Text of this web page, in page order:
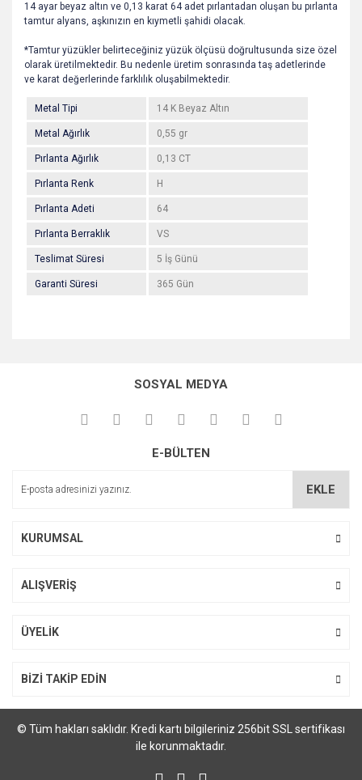
14 ayar beyaz altın ve 0,13 karat 64 adet pırlantadan oluşan bu pırlanta
tamtur alyans, aşkınızın en kıymetli şahidi olacak.
*Tamtur yüzükler belirteceğiniz yüzük ölçüsü doğrultusunda size özel
olarak üretilmektedir. Bu nedenle üretim sonrasında taş adetlerinde
ve karat değerlerinde farklılık oluşabilmektedir.
Metal Tipi 14 K Beyaz Altın
Metal Ağırlık 0,55 gr
Pırlanta Ağırlık 0,13 CT
Pırlanta Renk H
Pırlanta Adeti 64
Pırlanta Berraklık VS
Teslimat Süresi 5 İş Günü
Garanti Süresi 365 Gün
kullanarak tarafımıza iletebilirsiniz.
Görüş ve önerileriniz için teşekkür ederiz.
Ürün açıklamasında eksik bilgiler bulunuyor.
SOSYAL MEDYA
E-BÜLTEN
EKLE
KURUMSAL
ALIŞVERİŞ
ÜYELİK
BİZİ TAKİP EDİN
© Tüm hakları saklıdır. Kredi kartı bilgileriniz 256bit SSL sertifikası
ile korunmaktadır.